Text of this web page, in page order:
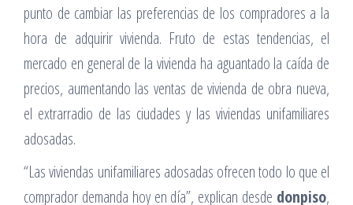
punto de cambiar las preferencias de los compradores a la
hora de adquirir vivienda. Fruto de estas tendencias, el
mercado en general de la vivienda ha aguantado la caída de
precios, aumentando las ventas de vivienda de obra nueva,
el extrarradio de las ciudades y las viviendas unifamiliares
adosadas.
“Las viviendas unifamiliares adosadas ofrecen todo lo que el
comprador demanda hoy en día”, explican desde donpiso,